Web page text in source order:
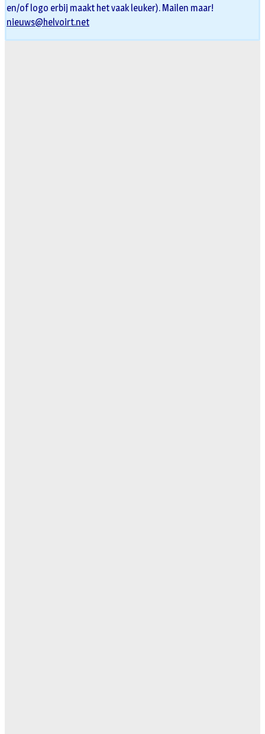
en/of logo erbij maakt het vaak leuker). Mailen maar!
nieuws@helvoirt.net